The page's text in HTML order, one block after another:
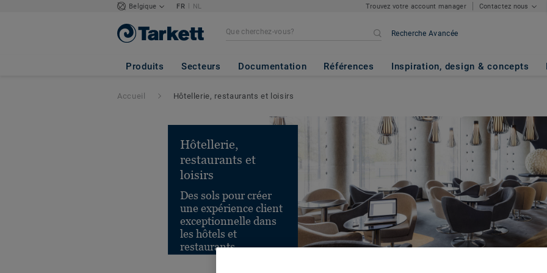
Belgique FR | NL Trouvez votre account manager Contactez nous
Recherche Avancée
Produits Secteurs Documentation Références Inspiration, design & concepts
Accueil Hôtellerie, restaurants et loisirs
Hôtellerie,
restaurants et
loisirs
Des sols pour créer
une expérience client
exceptionnelle dans
les hôtels et
restaurants.